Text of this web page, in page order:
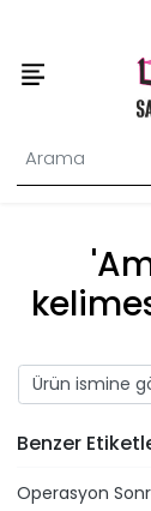
Benzer
Operasyon